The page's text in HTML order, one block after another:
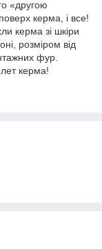
«другою
керма, і все!
керма зі шкіри
розміром від
фур.
керма!